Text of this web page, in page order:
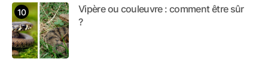
Vipère ou couleuvre : comment être sûr
?